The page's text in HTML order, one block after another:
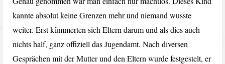
kannte absolut keine Grenzen mehr und niemand wusste
weiter. Erst kümmerten sich Eltern darum und als dies auch
nichts half, ganz offiziell das Jugendamt. Nach diversen
Gesprächen mit der Mutter und den Eltern wurde festgestelt, er